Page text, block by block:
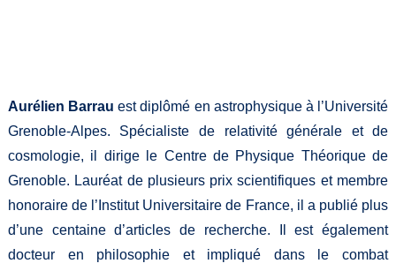
Aurélien Barrau est diplômé en astrophysique à l’Université
Grenoble-Alpes. Spécialiste de relativité générale et de
cosmologie, il dirige le Centre de Physique Théorique de
Grenoble. Lauréat de plusieurs prix scientifiques et membre
honoraire de l’Institut Universitaire de France, il a publié plus
d’une centaine d’articles de recherche. Il est également
docteur en philosophie et impliqué dans le combat